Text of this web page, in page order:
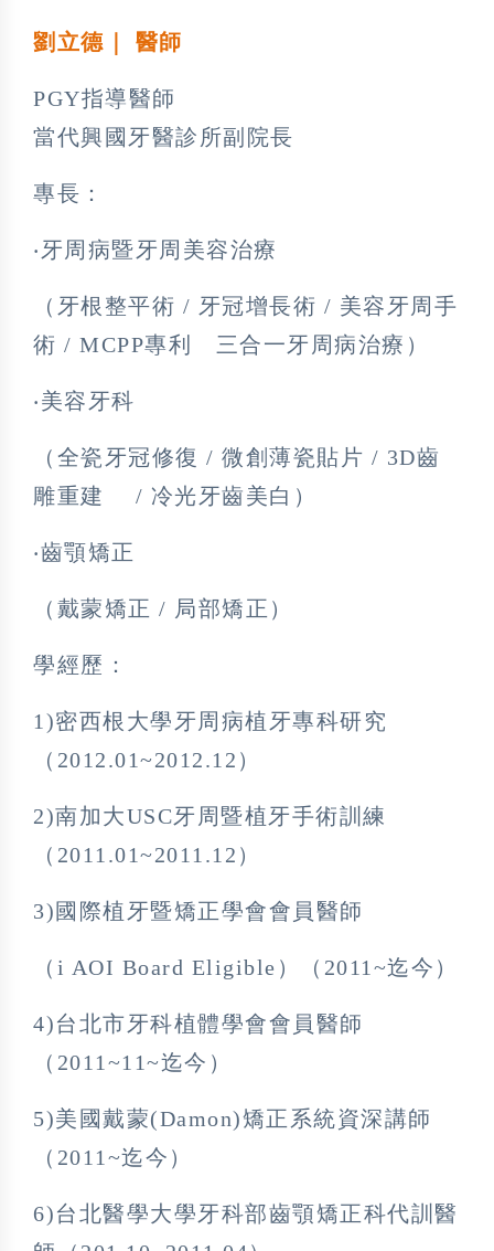
劉立德｜ 醫師
PGY指導醫師
當代興國牙醫診所副院長
專長：
‧牙周病暨牙周美容治療
（牙根整平術 / 牙冠增長術 / 美容牙周手
術 / MCPP專利 三合一牙周病治療）
‧美容牙科
（全瓷牙冠修復 / 微創薄瓷貼片 / 3D齒
雕重建 / 冷光牙齒美白）
‧齒顎矯正
（戴蒙矯正 / 局部矯正）
學經歷：
1)密西根大學牙周病植牙專科研究
（2012.01~2012.12）
2)南加大USC牙周暨植牙手術訓練
（2011.01~2011.12）
3)國際植牙暨矯正學會會員醫師
（i AOI Board Eligible）（2011~迄今）
4)台北市牙科植體學會會員醫師
（2011~11~迄今）
5)美國戴蒙(Damon)矯正系統資深講師
（2011~迄今）
6)台北醫學大學牙科部齒顎矯正科代訓醫